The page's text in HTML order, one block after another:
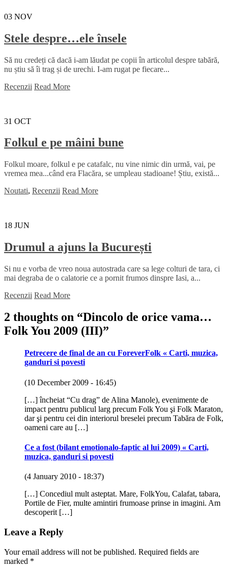
03 NOV
Stele despre…ele însele
Să nu credeți că dacă i-am lăudat pe copii în articolul despre tabără,
nu știu să îi trag și de urechi. I-am rugat pe fiecare...
Recenzii Read More
31 OCT
Folkul e pe mâini bune
Folkul moare, folkul e pe catafalc, nu vine nimic din urmă, vai, pe
vremea mea...când era Flacăra, se umpleau stadioane! Știu, există...
Noutati, Recenzii Read More
18 JUN
Drumul a ajuns la București
Si nu e vorba de vreo noua autostrada care sa lege colturi de tara, ci
mai degraba de o calatorie ce a pornit frumos dinspre Iasi, a...
Recenzii Read More
2 thoughts on “Dincolo de orice vama…
Folk You 2009 (III)”
Petrecere de final de an cu ForeverFolk « Carti, muzica,
ganduri si povesti
(10 December 2009 - 16:45)
[…] încheiat “Cu drag” de Alina Manole), evenimente de
impact pentru publicul larg precum Folk You şi Folk Maraton,
dar şi pentru cei din interiorul breselei precum Tabăra de Folk,
oameni care au […]
Ce a fost (bilant emotionalo-faptic al lui 2009) « Carti,
muzica, ganduri si povesti
(4 January 2010 - 18:37)
[…] Concediul mult asteptat. Mare, FolkYou, Calafat, tabara,
Portile de Fier, multe amintiri frumoase prinse in imagini. Am
descoperit […]
Leave a Reply
Your email address will not be published. Required fields are
marked *